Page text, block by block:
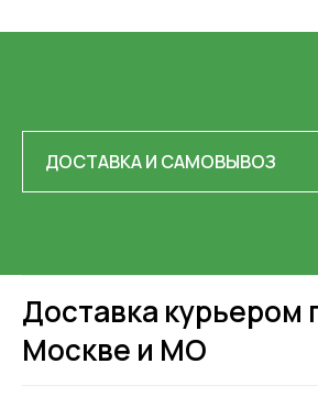
Доставка курьером
Москве и МО